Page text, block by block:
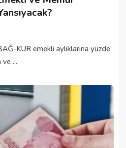
KUR emekli aylıklarına yüzde
...